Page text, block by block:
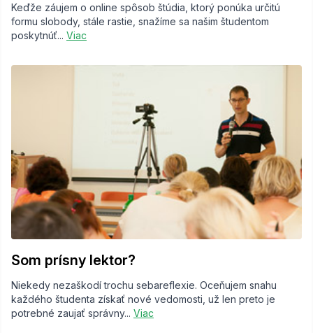
Keďže záujem o online spôsob štúdia, ktorý ponúka určitú
formu slobody, stále rastie, snažíme sa našim študentom
poskytnúť... Viac
Som prísny lektor?
Niekedy nezaškodí trochu sebareflexie. Oceňujem snahu
každého študenta získať nové vedomosti, už len preto je
potrebné zaujať správny... Viac